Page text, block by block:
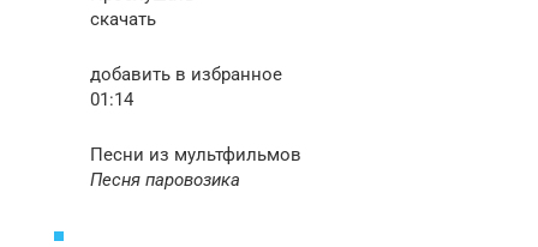
скачать
добавить в избранное
01:14
Песни из мультфильмов
Песня паровозика